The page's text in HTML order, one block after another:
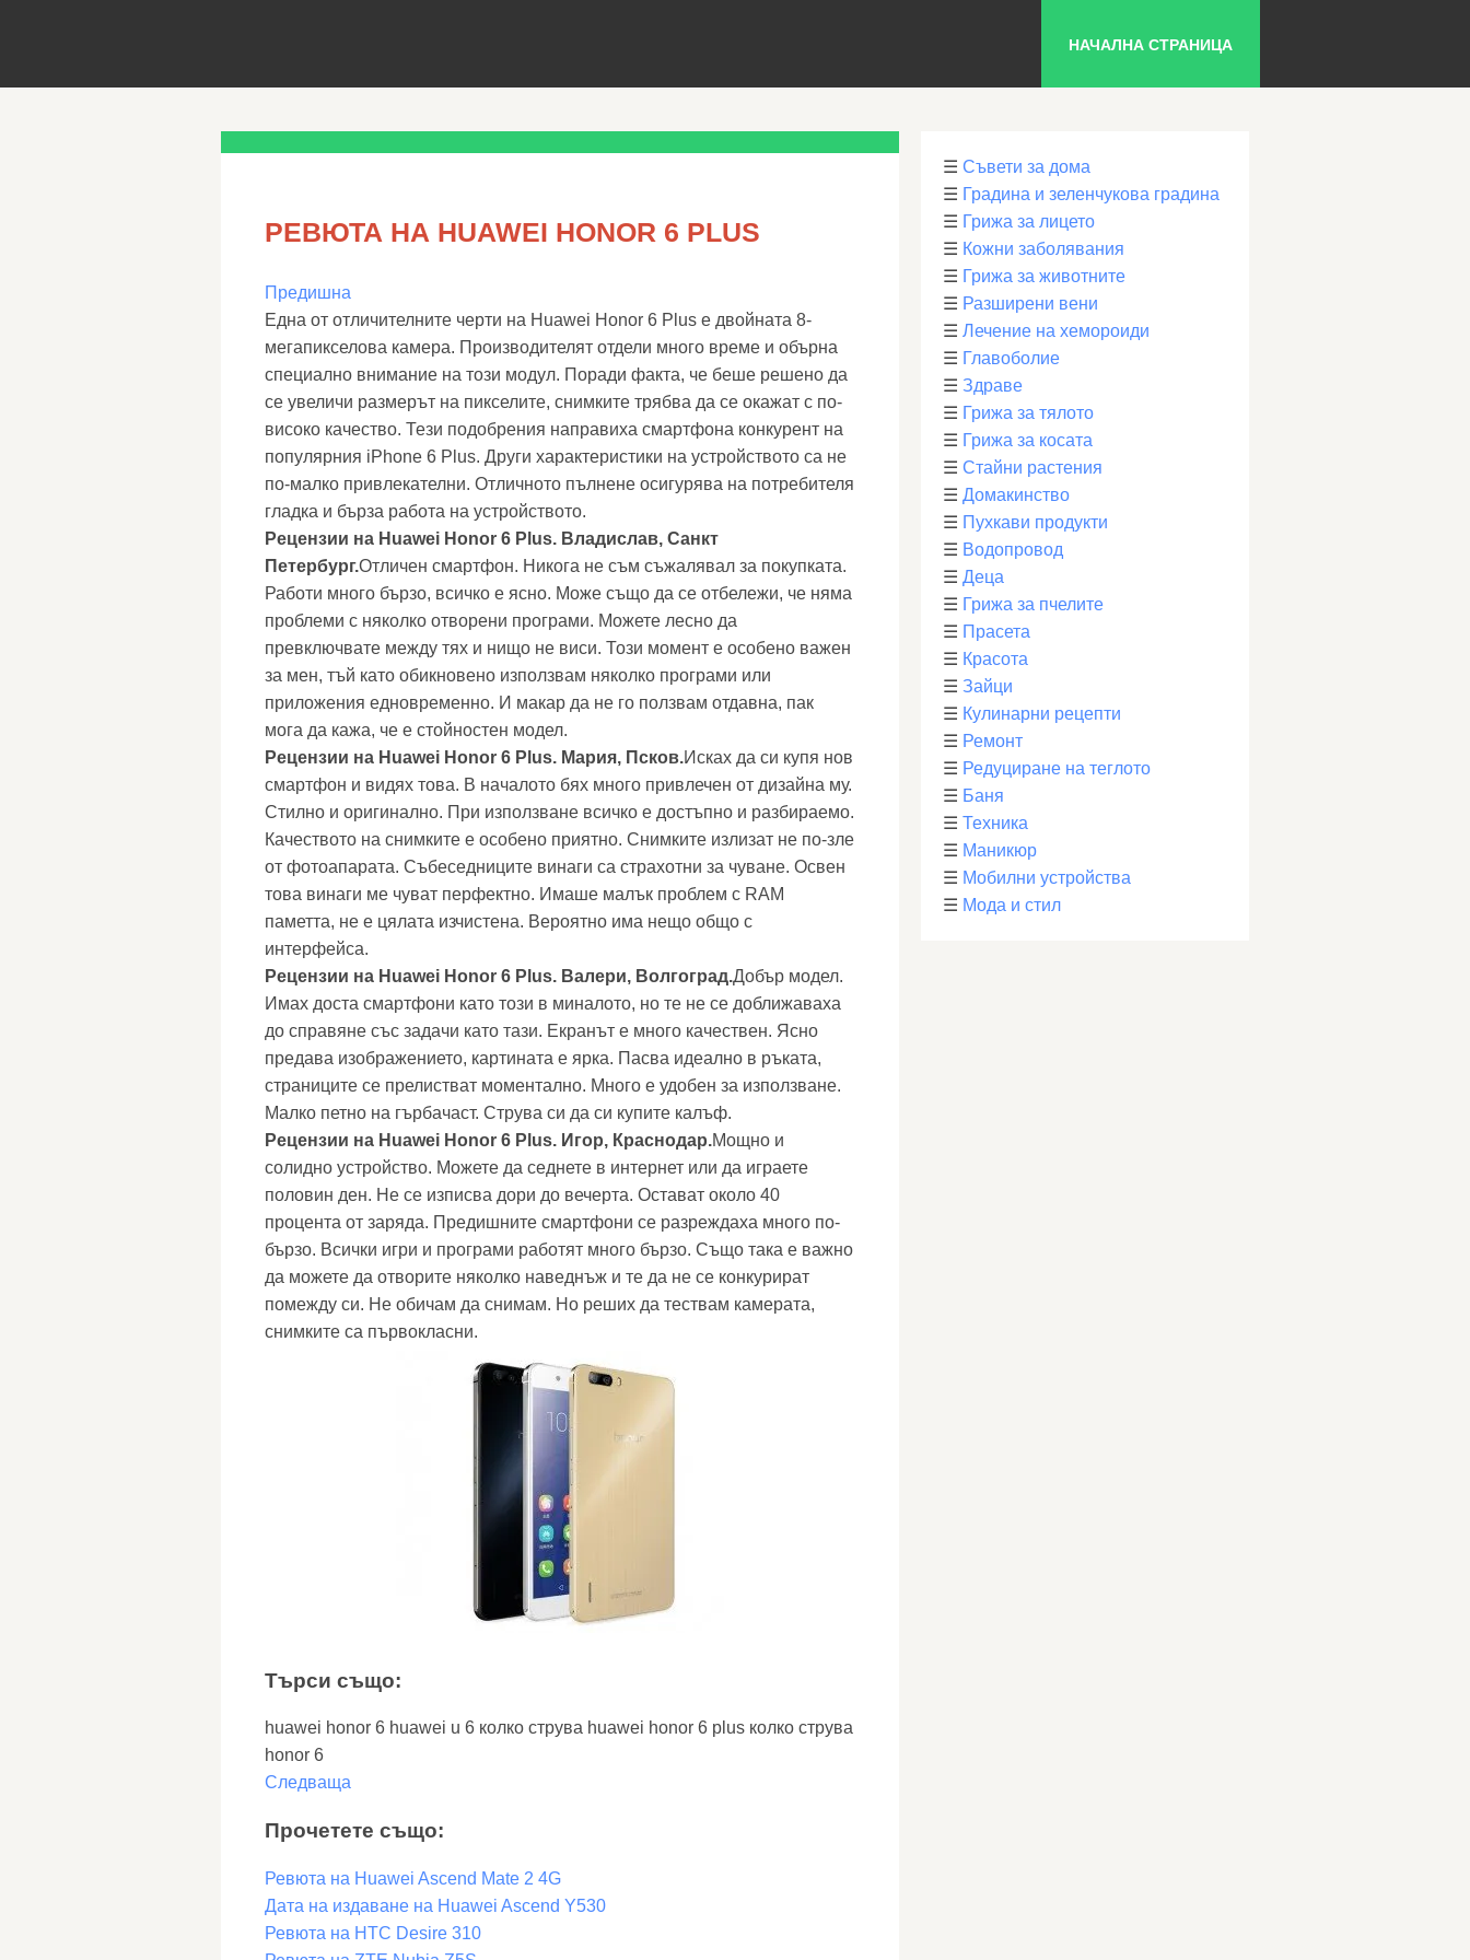
НАЧАЛНА СТРАНИЦА
РЕВЮТА НА HUAWEI HONOR 6 PLUS
Предишна
Една от отличителните черти на Huawei Honor 6 Plus е двойната 8-
мегапикселова камера. Производителят отдели много време и обърна
специално внимание на този модул. Поради факта, че беше решено да
се увеличи размерът на пикселите, снимките трябва да се окажат с по-
високо качество. Тези подобрения направиха смартфона конкурент на
популярния iPhone 6 Plus. Други характеристики на устройството са не
по-малко привлекателни. Отличното пълнене осигурява на потребителя
гладка и бърза работа на устройството.
Рецензии на Huawei Honor 6 Plus. Владислав, Санкт
Петербург.Отличен смартфон. Никога не съм съжалявал за покупката.
Работи много бързо, всичко е ясно. Може също да се отбележи, че няма
проблеми с няколко отворени програми. Можете лесно да
превключвате между тях и нищо не виси. Този момент е особено важен
за мен, тъй като обикновено използвам няколко програми или
приложения едновременно. И макар да не го ползвам отдавна, пак
мога да кажа, че е стойностен модел.
Рецензии на Huawei Honor 6 Plus. Мария, Псков.Исках да си купя нов
смартфон и видях това. В началото бях много привлечен от дизайна му.
Стилно и оригинално. При използване всичко е достъпно и разбираемо.
Качеството на снимките е особено приятно. Снимките излизат не по-зле
от фотоапарата. Събеседниците винаги са страхотни за чуване. Освен
това винаги ме чуват перфектно. Имаше малък проблем с RAM
паметта, не е цялата изчистена. Вероятно има нещо общо с
интерфейса.
Рецензии на Huawei Honor 6 Plus. Валери, Волгоград.Добър модел.
Имах доста смартфони като този в миналото, но те не се доближаваха
до справяне със задачи като тази. Екранът е много качествен. Ясно
предава изображението, картината е ярка. Пасва идеално в ръката,
страниците се прелистват моментално. Много е удобен за използване.
Малко петно ​​на гърбачаст. Струва си да си купите калъф.
Рецензии на Huawei Honor 6 Plus. Игор, Краснодар.Мощно и
солидно устройство. Можете да седнете в интернет или да играете
половин ден. Не се изписва дори до вечерта. Остават около 40
процента от заряда. Предишните смартфони се разреждаха много по-
бързо. Всички игри и програми работят много бързо. Също така е важно
да можете да отворите няколко наведнъж и те да не се конкурират
помежду си. Не обичам да снимам. Но реших да тествам камерата,
снимките са първокласни.
Търси също:
huawei honor 6 huawei u 6 колко струва huawei honor 6 plus колко струва
honor 6
Следваща
Прочетете също:
Ревюта на Huawei Ascend Mate 2 4G
Дата на издаване на Huawei Ascend Y530
Ревюта на HTC Desire 310
☰ Съвети за дома
☰ Градина и зеленчукова градина
☰ Грижа за лицето
☰ Кожни заболявания
☰ Грижа за животните
☰ Разширени вени
☰ Лечение на хемороиди
☰ Главоболие
☰ Здраве
☰ Грижа за тялото
☰ Грижа за косата
☰ Стайни растения
☰ Домакинство
☰ Пухкави продукти
☰ Водопровод
☰ Деца
☰ Грижа за пчелите
☰ Прасета
☰ Красота
☰ Зайци
☰ Кулинарни рецепти
☰ Ремонт
☰ Редуциране на теглото
☰ Баня
☰ Техника
☰ Маникюр
☰ Мобилни устройства
☰ Мода и стил